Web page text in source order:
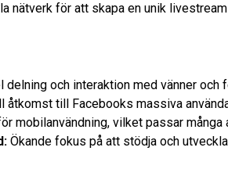
nätverk för att skapa en unik
delning och interaktion med vänner och
åtkomst till Facebooks massiva
mobilanvändning, vilket passar många
Ökande fokus på att stödja och